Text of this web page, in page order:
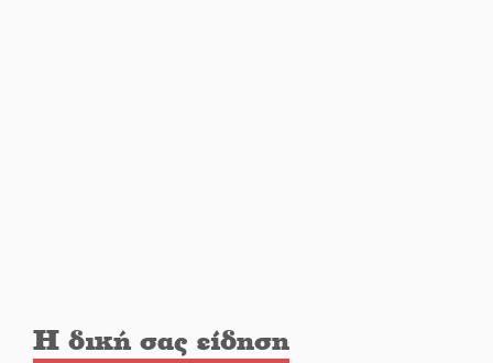
Οδύνη στην Απιδιά για τον χαμό
Η δική σας είδηση